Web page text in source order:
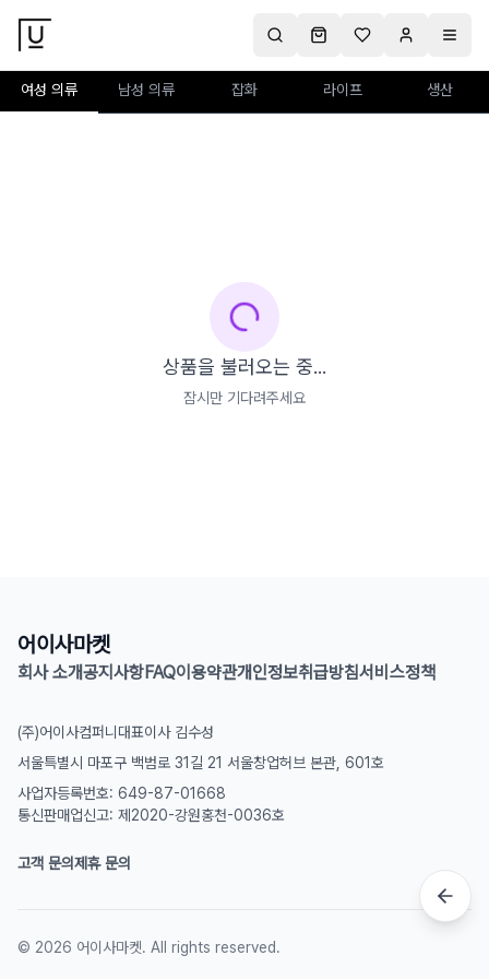
여성 의류 남성 의류 잡화 라이프 생산
상품을 불러오는 중...
잠시만 기다려주세요
어이사마켓
회사 소개공지사항FAQ이용약관개인정보취급방침서비스정책
(주)어이사컴퍼니 대표이사 김수성
서울특별시 마포구 백범로 31길 21 서울창업허브 본관, 601호
사업자등록번호: 649-87-01668
통신판매업신고: 제2020-강원홍천-0036호
고객 문의제휴 문의
© 2026 어이사마켓. All rights reserved.